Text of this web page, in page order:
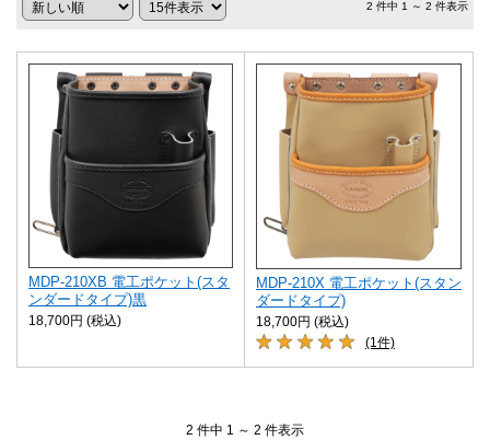
2 件中 1 ～ 2 件表示
MDP-210XB 電工ポケット(スタ
ンダードタイプ)黒
18,700円 (税込)
MDP-210X 電工ポケット(スタン
ダードタイプ)
18,700円 (税込)
(1件)
2 件中 1 ～ 2 件表示